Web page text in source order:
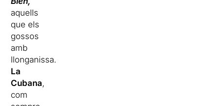
aquells
que els
gossos
amb
llonganissa.
La
Cubana,
com